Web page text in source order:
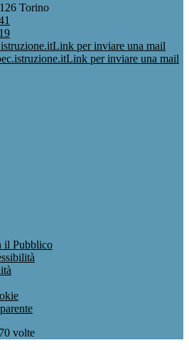
Torino
Link per inviare una mail
Link per inviare una mail
il Pubblico
volte